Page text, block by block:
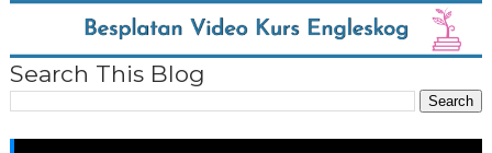
Search This Blog